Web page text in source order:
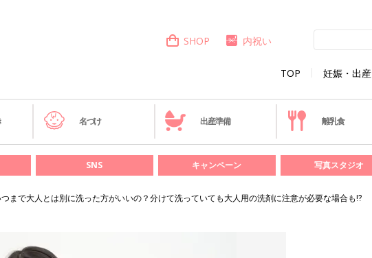
TOP 妊娠・出産
SHOP 内祝い
名づけ 出産準備 離乳食
SNS キャンペーン 写真スタジオ
まで大人とは別に洗った方がいいの？分けて洗っていても大人用の洗剤に注意が必要な場合も⁉